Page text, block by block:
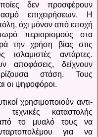
δεν προσφέρουν
επιχειρήσεων. Η
όχι μόνον από εποχή
περιορισμούς στα
την χρήση βίας στις
αντάρτες.
αποφάσεις, δείχνουν
στάση. Τους
οι ψηφοφόροι.
χρησιμοποιούν αντι-
τεχνικές καταστολής
το μυαλό τους να
για να